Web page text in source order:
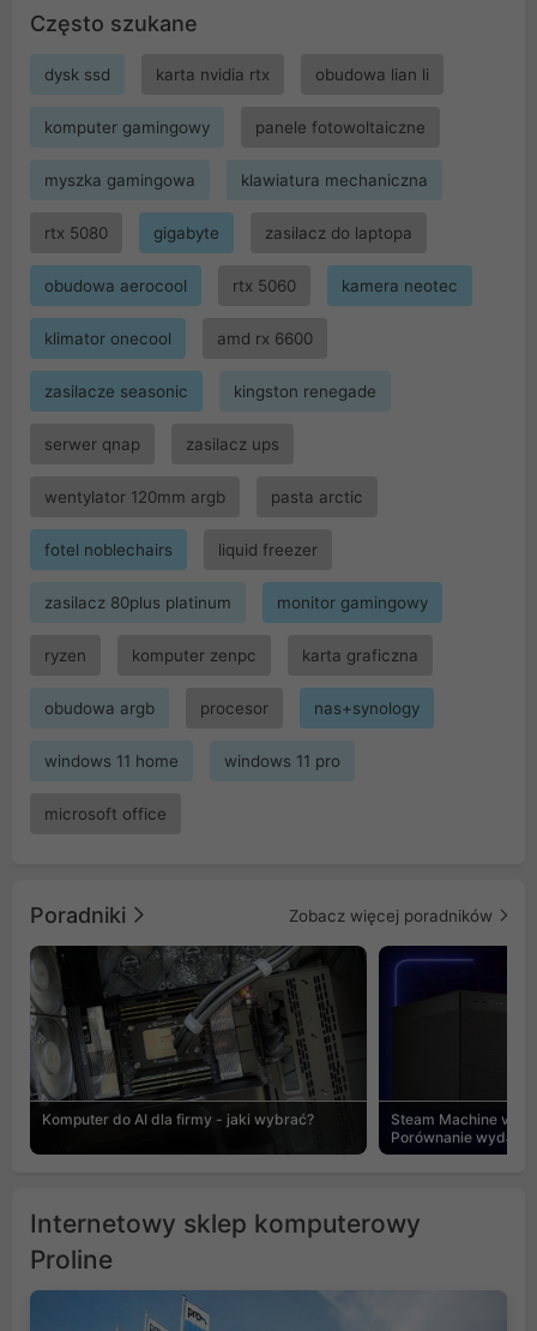
Często szukane
dysk ssd karta nvidia rtx obudowa lian li
komputer gamingowy panele fotowoltaiczne
myszka gamingowa klawiatura mechaniczna
rtx 5080 gigabyte zasilacz do laptopa
obudowa aerocool rtx 5060 kamera neotec
klimator onecool amd rx 6600
zasilacze seasonic kingston renegade
serwer qnap zasilacz ups
wentylator 120mm argb pasta arctic
fotel noblechairs liquid freezer
zasilacz 80plus platinum monitor gamingowy
ryzen komputer zenpc karta graficzna
obudowa argb procesor nas+synology
windows 11 home windows 11 pro
microsoft office
Poradniki Zobacz więcej poradników
Komputer do AI dla firmy - jaki wybrać?
Steam Machine vs
Porównanie
Internetowy sklep komputerowy
Proline